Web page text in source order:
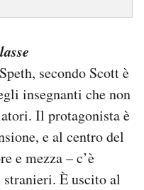
secondo Scott è
insegnanti che non
Il protagonista è
e al centro del
e mezza – c’è
È uscito al